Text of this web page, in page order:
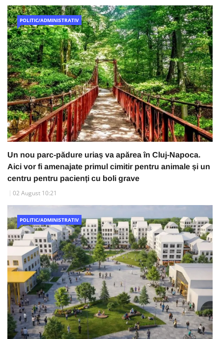
POLITIC/ADMINISTRATIV
Un nou parc-pădure uriaș va apărea în Cluj-Napoca.
Aici vor fi amenajate primul cimitir pentru animale și un
centru pentru pacienți cu boli grave
02 August 10:21
POLITIC/ADMINISTRATIV